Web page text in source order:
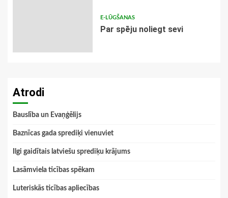
E-LŪGŠANAS
Par spēju noliegt sevi
Atrodi
Bauslība un Evaņģēlijs
Baznīcas gada sprediķi vienuviet
Ilgi gaidītais latviešu sprediķu krājums
Lasāmviela ticības spēkam
Luteriskās ticības apliecības